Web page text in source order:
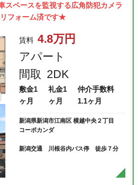
スペースを監視する広角防犯カメラ
フォーム済です★
賃料 4.8万円
アパート
間取 2DK
敷金1
ヶ月
礼金1
ヶ月
仲介手数料
1.1ヶ月
新潟県新潟市江南区 横越中央２丁目
コーポカンダ
新潟交通 川根谷内バス停 徒歩７分